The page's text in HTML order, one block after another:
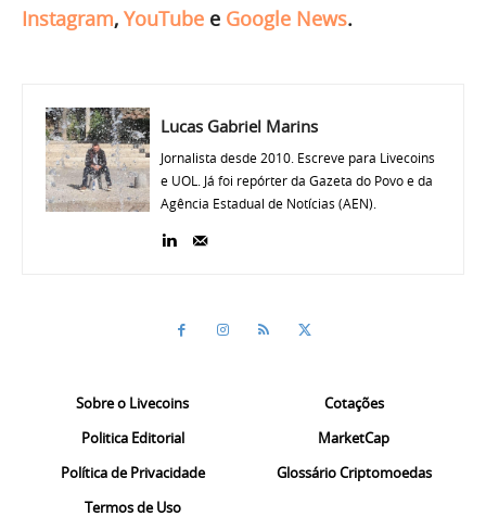
Instagram, YouTube e Google News.
Lucas Gabriel Marins
Jornalista desde 2010. Escreve para Livecoins
e UOL. Já foi repórter da Gazeta do Povo e da
Agência Estadual de Notícias (AEN).
Sobre o Livecoins
Politica Editorial
Política de Privacidade
Termos de Uso
Cotações
MarketCap
Glossário Criptomoedas